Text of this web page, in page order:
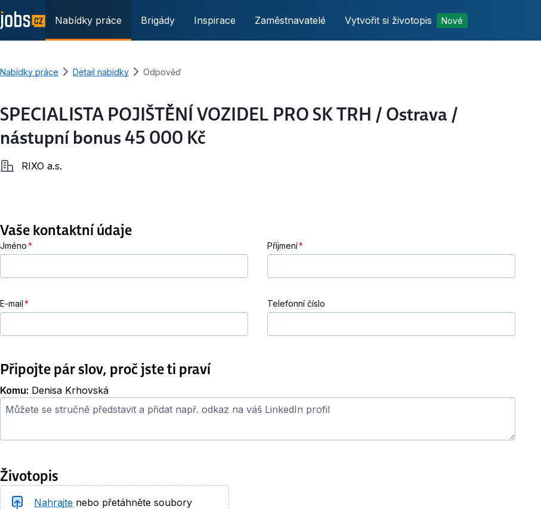
Nabídky práce Brigády Inspirace Zaměstnavatelé Vytvořit si životopis Nové
Nabídky práce Detail nabídky Odpověď
SPECIALISTA POJIŠTĚNÍ VOZIDEL PRO SK TRH / Ostrava /
nástupní bonus 45 000 Kč
SpolečnostRIXO a.s.
Vaše kontaktní údaje
Jméno Příjmení
E-mail Telefonní číslo
Připojte pár slov, proč jste ti praví
Komu: Denisa Krhovská
Průvodní dopis
Životopis
Životopis
Nahrajte nebo přetáhněte soubory